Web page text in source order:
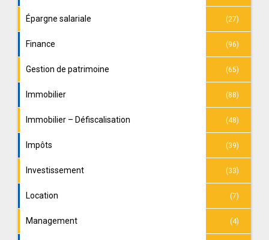
Épargne salariale (27)
Finance (96)
Gestion de patrimoine (65)
Immobilier (88)
Immobilier – Défiscalisation (48)
Impôts (39)
Investissement (33)
Location (7)
Management (4)